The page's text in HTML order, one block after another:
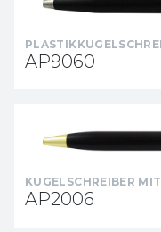
AP9060
KUGELSCHREIBER
AP2006